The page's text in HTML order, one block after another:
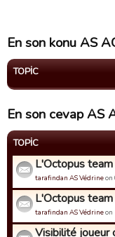
En son konu AS
TOPIC
En son cevap AS
TOPIC
L'Octopus team
tarafindan AS Védrineon
L'Octopus team
tarafindan AS Védrineon
Visibilité joueur